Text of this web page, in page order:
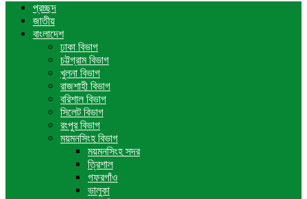
প্রচ্ছদ
জাতীয়
বাংলাদেশ
ঢাকা বিভাগ
চট্টগ্রাম বিভাগ
খুলনা বিভাগ
রাজশাহী বিভাগ
বরিশাল বিভাগ
সিলেট বিভাগ
রংপুর বিভাগ
ময়মনসিংহ বিভাগ
ময়মনসিংহ সদর
ত্রিশাল
গফরগাঁও
ভালুকা